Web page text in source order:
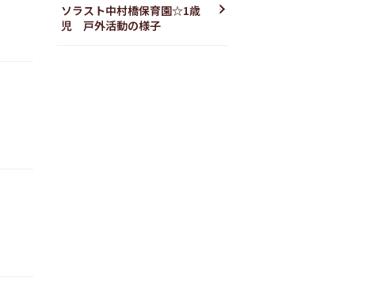
ソラスト中村橋保育園☆1歳
児 戸外活動の様子